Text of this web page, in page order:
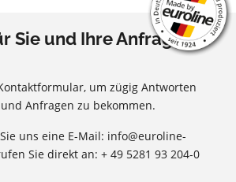
Sie und Ihre Anfragen
um zügig Antworten
Anfragen zu bekommen.
uns eine E-Mail: info@euroline-
Sie direkt an: + 49 5281 93 204-0